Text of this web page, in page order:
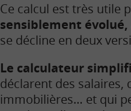
Ce calcul est très utile
sensiblement évolué,
se décline en deux
Le calculateur
déclarent des salaires,
immobilières… et qui